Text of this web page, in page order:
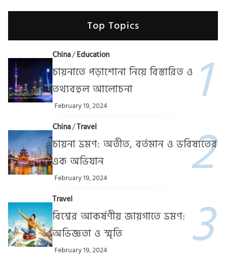
Top Topics
China/Education
চায়নাতে পড়াশোনা নিয়ে বিস্তারিত ও
তথ্যবহুল আলোচনা
February 19, 2024
China/Travel
চায়না ভ্রমণ: অতীত, বর্তমান ও ভবিষ্যতের
এক অভিযান
February 19, 2024
Travel
বিশ্বের আকর্ষণীয় জায়গাতে ভ্রমণ:
অভিজ্ঞতা ও স্মৃতি
February 19, 2024